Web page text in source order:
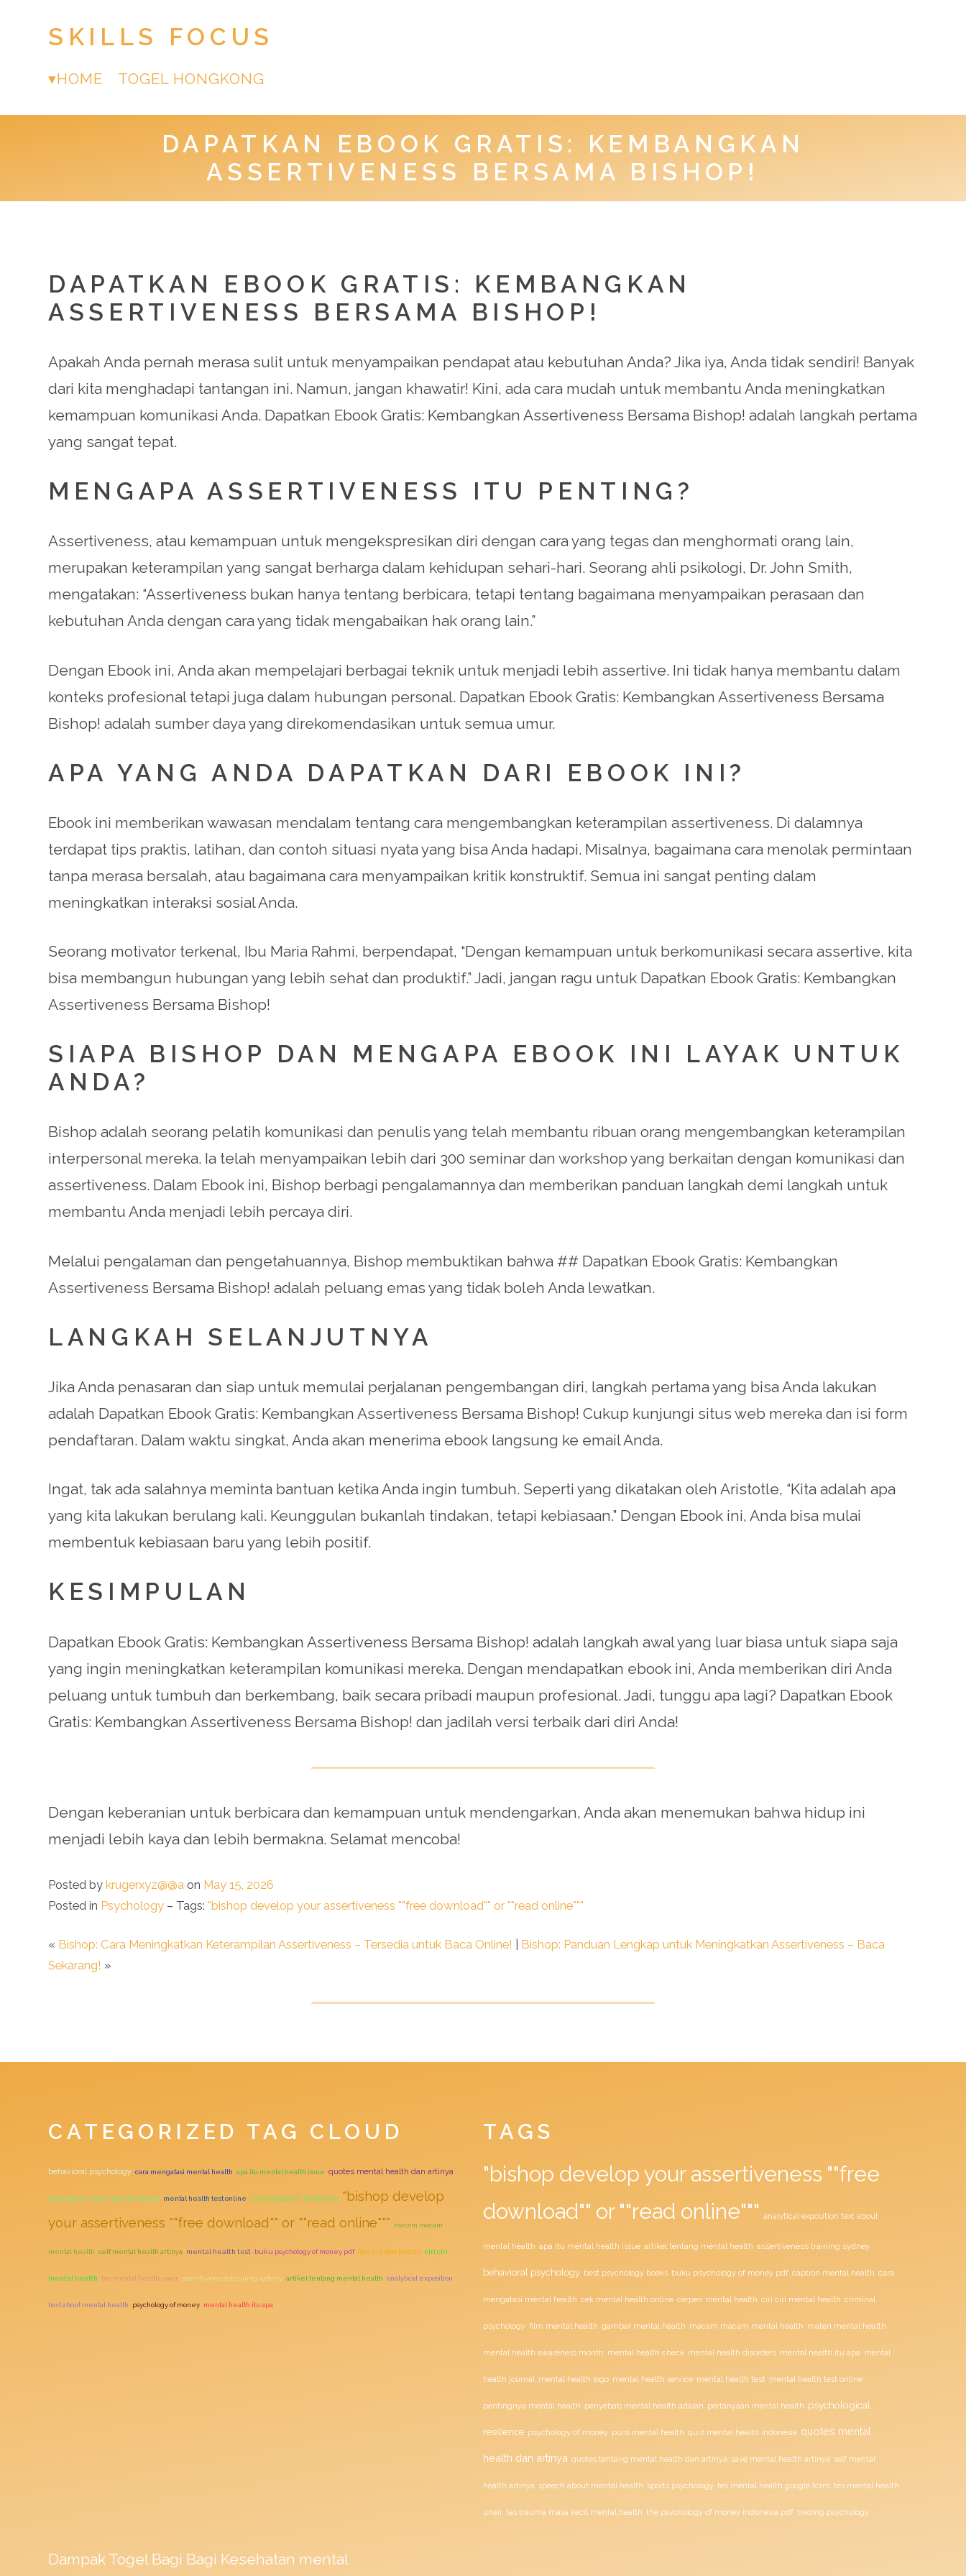
SKILLS FOCUS
HOME TOGEL HONGKONG
DAPATKAN EBOOK GRATIS: KEMBANGKAN
ASSERTIVENESS BERSAMA BISHOP!
DAPATKAN EBOOK GRATIS: KEMBANGKAN
ASSERTIVENESS BERSAMA BISHOP!
Apakah Anda pernah merasa sulit untuk menyampaikan pendapat atau kebutuhan Anda? Jika iya, Anda tidak sendiri! Banyak
dari kita menghadapi tantangan ini. Namun, jangan khawatir! Kini, ada cara mudah untuk membantu Anda meningkatkan
kemampuan komunikasi Anda. Dapatkan Ebook Gratis: Kembangkan Assertiveness Bersama Bishop! adalah langkah pertama
yang sangat tepat.
MENGAPA ASSERTIVENESS ITU PENTING?
Assertiveness, atau kemampuan untuk mengekspresikan diri dengan cara yang tegas dan menghormati orang lain,
merupakan keterampilan yang sangat berharga dalam kehidupan sehari-hari. Seorang ahli psikologi, Dr. John Smith,
mengatakan: “Assertiveness bukan hanya tentang berbicara, tetapi tentang bagaimana menyampaikan perasaan dan
kebutuhan Anda dengan cara yang tidak mengabaikan hak orang lain.”
Dengan Ebook ini, Anda akan mempelajari berbagai teknik untuk menjadi lebih assertive. Ini tidak hanya membantu dalam
konteks profesional tetapi juga dalam hubungan personal. Dapatkan Ebook Gratis: Kembangkan Assertiveness Bersama
Bishop! adalah sumber daya yang direkomendasikan untuk semua umur.
APA YANG ANDA DAPATKAN DARI EBOOK INI?
Ebook ini memberikan wawasan mendalam tentang cara mengembangkan keterampilan assertiveness. Di dalamnya
terdapat tips praktis, latihan, dan contoh situasi nyata yang bisa Anda hadapi. Misalnya, bagaimana cara menolak permintaan
tanpa merasa bersalah, atau bagaimana cara menyampaikan kritik konstruktif. Semua ini sangat penting dalam
meningkatkan interaksi sosial Anda.
Seorang motivator terkenal, Ibu Maria Rahmi, berpendapat, “Dengan kemampuan untuk berkomunikasi secara assertive, kita
bisa membangun hubungan yang lebih sehat dan produktif.” Jadi, jangan ragu untuk Dapatkan Ebook Gratis: Kembangkan
Assertiveness Bersama Bishop!
SIAPA BISHOP DAN MENGAPA EBOOK INI LAYAK UNTUK
ANDA?
Bishop adalah seorang pelatih komunikasi dan penulis yang telah membantu ribuan orang mengembangkan keterampilan
interpersonal mereka. Ia telah menyampaikan lebih dari 300 seminar dan workshop yang berkaitan dengan komunikasi dan
assertiveness. Dalam Ebook ini, Bishop berbagi pengalamannya dan memberikan panduan langkah demi langkah untuk
membantu Anda menjadi lebih percaya diri.
Melalui pengalaman dan pengetahuannya, Bishop membuktikan bahwa ## Dapatkan Ebook Gratis: Kembangkan
Assertiveness Bersama Bishop! adalah peluang emas yang tidak boleh Anda lewatkan.
LANGKAH SELANJUTNYA
Jika Anda penasaran dan siap untuk memulai perjalanan pengembangan diri, langkah pertama yang bisa Anda lakukan
adalah Dapatkan Ebook Gratis: Kembangkan Assertiveness Bersama Bishop! Cukup kunjungi situs web mereka dan isi form
pendaftaran. Dalam waktu singkat, Anda akan menerima ebook langsung ke email Anda.
Ingat, tak ada salahnya meminta bantuan ketika Anda ingin tumbuh. Seperti yang dikatakan oleh Aristotle, “Kita adalah apa
yang kita lakukan berulang kali. Keunggulan bukanlah tindakan, tetapi kebiasaan.” Dengan Ebook ini, Anda bisa mulai
membentuk kebiasaan baru yang lebih positif.
KESIMPULAN
Dapatkan Ebook Gratis: Kembangkan Assertiveness Bersama Bishop! adalah langkah awal yang luar biasa untuk siapa saja
yang ingin meningkatkan keterampilan komunikasi mereka. Dengan mendapatkan ebook ini, Anda memberikan diri Anda
peluang untuk tumbuh dan berkembang, baik secara pribadi maupun profesional. Jadi, tunggu apa lagi? Dapatkan Ebook
Gratis: Kembangkan Assertiveness Bersama Bishop! dan jadilah versi terbaik dari diri Anda!
Dengan keberanian untuk berbicara dan kemampuan untuk mendengarkan, Anda akan menemukan bahwa hidup ini
menjadi lebih kaya dan lebih bermakna. Selamat mencoba!
Posted bykrugerxyz@@a on May 15, 2026
Posted in Psychology – Tags:"bishop develop your assertiveness ""free download"" or ""read online"""
« Bishop: Cara Meningkatkan Keterampilan Assertiveness – Tersedia untuk Baca Online! | Bishop: Panduan Lengkap untuk Meningkatkan Assertiveness – Baca
Sekarang! »
CATEGORIZED TAG CLOUD
behavioral psychology cara mengatasi mental health apa itu mental health issue quotes mental health dan artinya
penyebab mental health adalah mental health test online psychological resilience "bishop develop
your assertiveness ""free download"" or ""read online"""
macam macam
mental health self mental health artinya mental health test buku psychology of money pdf film mental health ciri ciri
mental health tes mental health unair assertiveness training sydney artikel tentang mental health analytical exposition
text about mental health psychology of money mental health itu apa
TAGS
"bishop develop your assertiveness ""free
download"" or ""read online""" analytical exposition text about
mental health apa itu mental health issue artikel tentang mental health assertiveness training sydney
behavioral psychology best psychology books buku psychology of money pdf caption mental health cara
mengatasi mental health cek mental health online cerpen mental health ciri ciri mental health criminal
psychology film mental health gambar mental health macam macam mental health materi mental health
mental health awareness month mental health check mental health disorders mental health itu apa mental
health journal mental health logo mental health service mental health test mental health test online
pentingnya mental health penyebab mental health adalah pertanyaan mental health psychological
resilience psychology of money puisi mental health quiz mental health indonesia quotes mental
health dan artinya quotes tentang mental health dan artinya save mental health artinya self mental
health artinya speech about mental health sports psychology tes mental health google form tes mental health
unair tes trauma masa kecil mental health the psychology of money indonesia pdf trading psychology
Dampak TogelBagi Bagi Kesehatan mental